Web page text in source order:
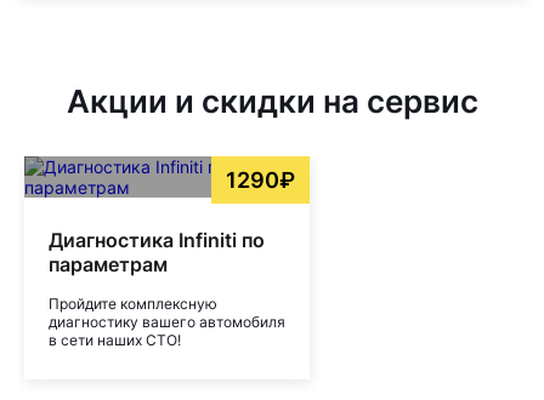
Акции и скидки на сервис
1290₽
Диагностика Infiniti по
параметрам
Пройдите комплексную
диагностику вашего автомобиля
в сети наших СТО!